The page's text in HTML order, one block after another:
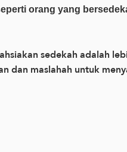
orang yang
sedekah adalah
maslahah untuk